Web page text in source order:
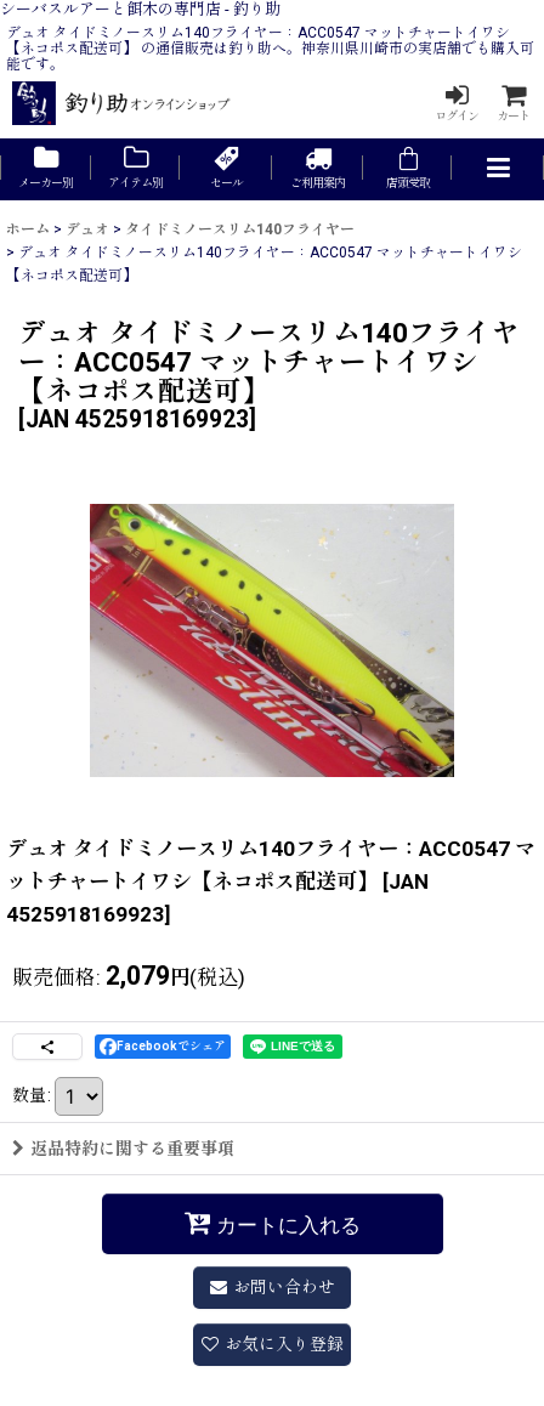
シーバスルアーと餌木の専門店 - 釣り助
デュオ タイドミノースリム140フライヤー：ACC0547 マットチャートイワシ
【ネコポス配送可】 の通信販売は釣り助へ。神奈川県川崎市の実店舗でも購入可
能です。
ログイン カート
メーカー別 アイテム別 セール ご利用案内 店頭受取
ホーム > デュオ > タイドミノースリム140フライヤー
> デュオ タイドミノースリム140フライヤー：ACC0547 マットチャートイワシ
【ネコポス配送可】
デュオ タイドミノースリム140フライヤ
ー：ACC0547 マットチャートイワシ
【ネコポス配送可】
JAN 4525918169923
デュオ タイドミノースリム140フライヤー：ACC0547 マ
ットチャートイワシ【ネコポス配送可】
[JAN
4525918169923]
販売価格: 2,079円(税込)
Facebookでシェア
数量:
返品特約に関する重要事項
カートに入れる
お問い合わせ
お気に入り登録